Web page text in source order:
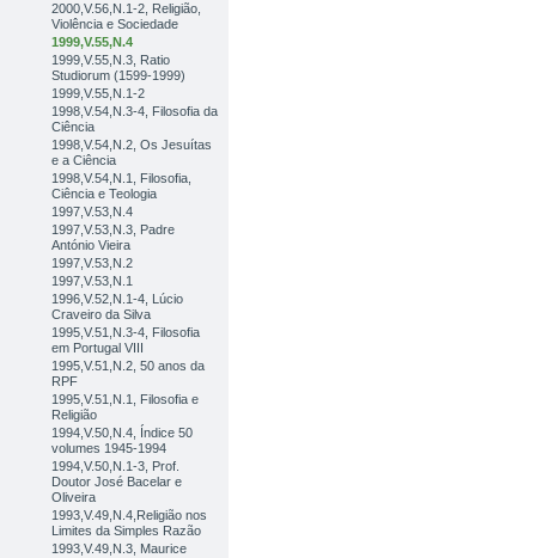
2000,V.56,N.1-2, Religião,
Violência e Sociedade
1999,V.55,N.4
1999,V.55,N.3, Ratio
Studiorum (1599-1999)
1999,V.55,N.1-2
1998,V.54,N.3-4, Filosofia da
Ciência
1998,V.54,N.2, Os Jesuítas
e a Ciência
1998,V.54,N.1, Filosofia,
Ciência e Teologia
1997,V.53,N.4
1997,V.53,N.3, Padre
António Vieira
1997,V.53,N.2
1997,V.53,N.1
1996,V.52,N.1-4, Lúcio
Craveiro da Silva
1995,V.51,N.3-4, Filosofia
em Portugal VIII
1995,V.51,N.2, 50 anos da
RPF
1995,V.51,N.1, Filosofia e
Religião
1994,V.50,N.4, Índice 50
volumes 1945-1994
1994,V.50,N.1-3, Prof.
Doutor José Bacelar e
Oliveira
1993,V.49,N.4,Religião nos
Limites da Simples Razão
1993,V.49,N.3, Maurice